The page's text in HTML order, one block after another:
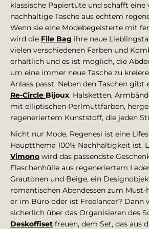
klassische Papiertüte und schafft eine
nachhaltige Tasche aus echtem
Wenn sie eine Modebegeisterte mit
wird die File Bag ihre neue
vielen verschiedenen Farben und
erhältlich und es ist möglich, die
um eine immer neue Tasche zu
Anlass passt. Neben den Taschen gibt
Re-Circle Bijoux. Halsketten,
mit elliptischen Perlmuttfarben,
regeneriertem Kunststoff, die jeden
Nicht nur Mode, Regenesi ist eine
Hauptthema 100% Nachhaltigkeit ist.
Vimono wird das passendste
Flaschenhülle aus regeneriertem
Grautönen und Beige, ein
romantischen Abendessen zum
er im Büro oder ist Freelancer? Dann
sicherlich über das Organisieren des
Deskoffiset freuen, dem Set, das aus